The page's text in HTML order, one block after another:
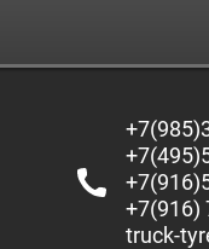
+7(916)
truck-